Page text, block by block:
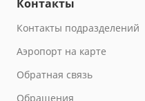
Контакты
Контакты подразделений
Аэропорт на карте
Обратная связь
Обращения